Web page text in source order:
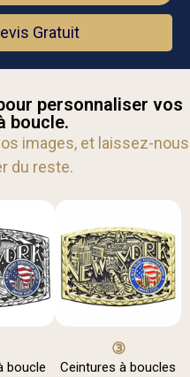
Gratuit
personnaliser vos
boucle.
images, et laissez-nous
du reste.
boucle
③
Ceintures à boucles